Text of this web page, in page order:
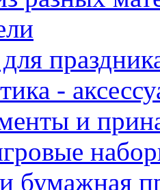
-
и
бумажная